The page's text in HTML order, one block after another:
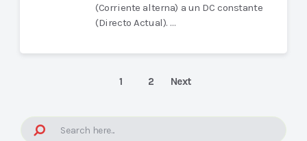
(Corriente alterna) a un DC constante
(Directo Actual). …
1 2 Next